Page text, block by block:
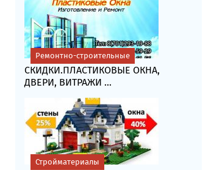
СКИДКИ.ПЛАСТИКОВЫЕ ОКНА,
ДВЕРИ, ВИТРАЖИ ...
Ремонтно-строительные
Стройматериалы